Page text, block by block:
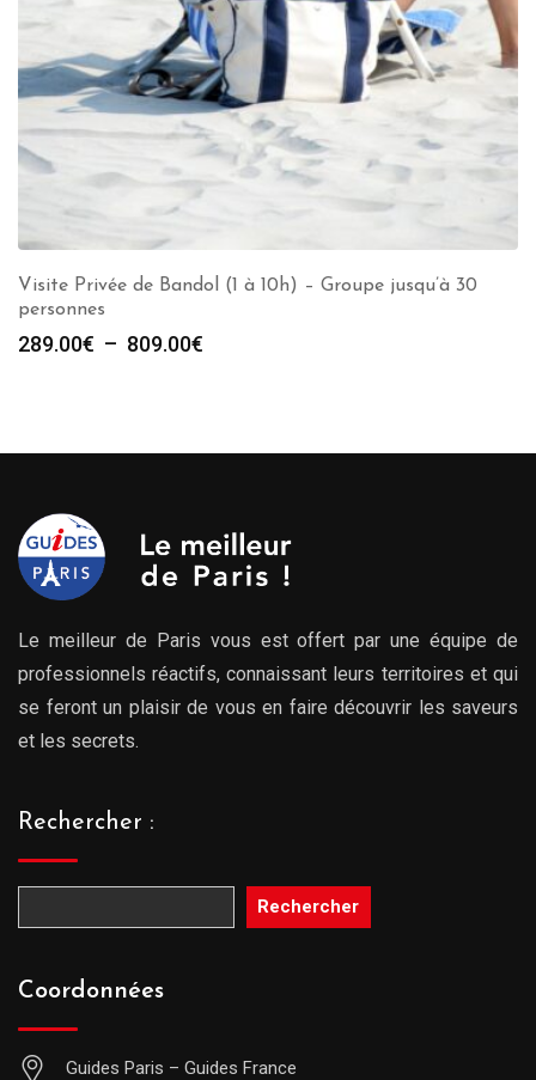
Visite Privée de Bandol (1 à 10h) – Groupe jusqu’à 30
personnes
289.00€ – 809.00€
à
Le meilleur de Paris vous est offert par une équipe de
professionnels réactifs, connaissant leurs territoires et qui
se feront un plaisir de vous en faire découvrir les saveurs
et les secrets.
Rechercher :
Rechercher
Coordonnées
Guides Paris – Guides France